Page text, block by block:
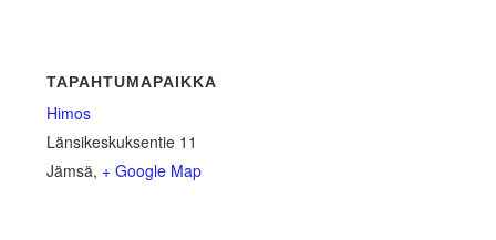
TAPAHTUMAPAIKKA
Himos
Länsikeskuksentie 11
Jämsä, + Google Map